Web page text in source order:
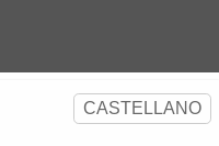
CASTELLANO